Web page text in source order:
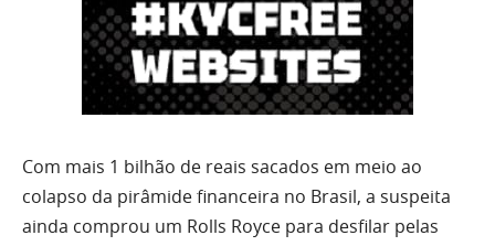
Com mais 1 bilhão de reais sacados em meio ao
colapso da pirâmide financeira no Brasil, a suspeita
ainda comprou um Rolls Royce para desfilar pelas